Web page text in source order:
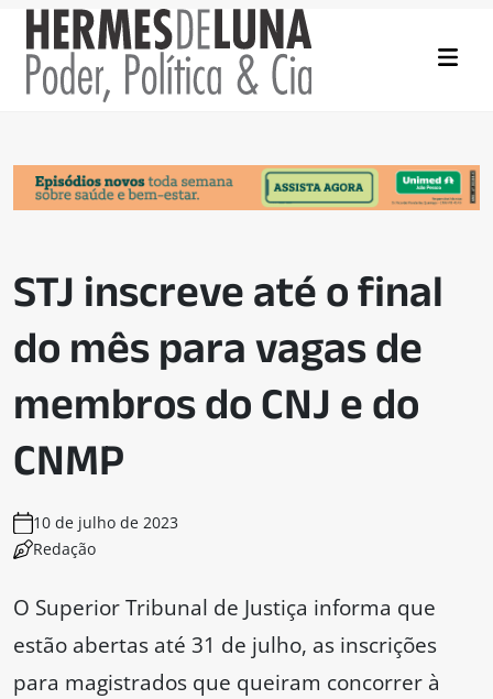
STJ inscreve até o final
do mês para vagas de
membros do CNJ e do
CNMP
10 de julho de 2023
Redação
O Superior Tribunal de Justiça informa que
estão abertas até 31 de julho, as inscrições
para magistrados que queiram concorrer à